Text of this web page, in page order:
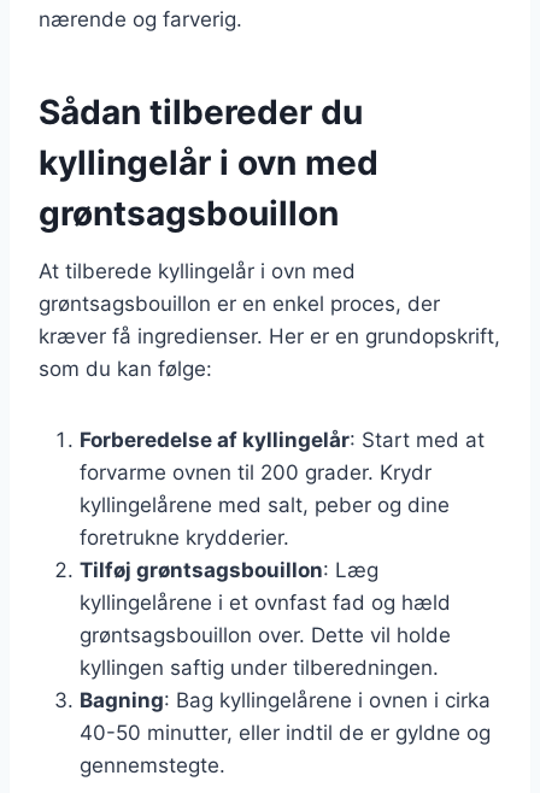
nærende og farverig.
Sådan tilbereder du
kyllingelår i ovn med
grøntsagsbouillon
At tilberede kyllingelår i ovn med
grøntsagsbouillon er en enkel proces, der
kræver få ingredienser. Her er en grundopskrift,
som du kan følge:
Forberedelse af kyllingelår: Start med at
forvarme ovnen til 200 grader. Krydr
kyllingelårene med salt, peber og dine
foretrukne krydderier.
Tilføj grøntsagsbouillon: Læg
kyllingelårene i et ovnfast fad og hæld
grøntsagsbouillon over. Dette vil holde
kyllingen saftig under tilberedningen.
Bagning: Bag kyllingelårene i ovnen i cirka
40-50 minutter, eller indtil de er gyldne og
gennemstegte.